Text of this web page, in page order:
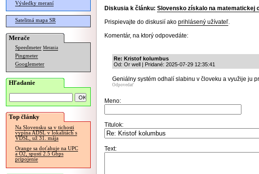
Výsledky meraní
Satelitná mapa SR
Merače
Speedmeter Merania
Pingmeter
Googlemeter
Hľadanie
Top články
Na Slovensku sa v tichosti
vypína ADSL v lokalitách s
VDSL, už 31. mája
Orange sa doťahuje na UPC
a O2, spustí 2.5 Gbps
pripojenie
Diskusia k článku: Slovensko získalo na matematickej
Prispievajte do diskusií ako prihlásený užívateľ.
Komentár, na ktorý odpovedáte:
Re: Kristof kolumbus
Od: Or well | Pridané: 2025-07-29 12:35:41
Geniálny systém odhalí slabinu v človeku a využije ju
Odpovedať
Meno:
Titulok:
Text: